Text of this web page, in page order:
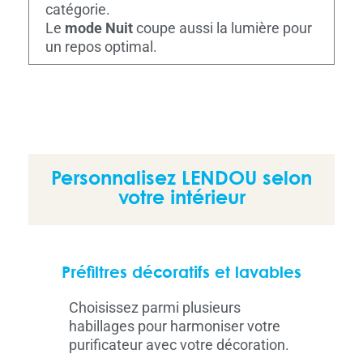
catégorie.
Le mode Nuitcoupe aussi la lumière pour
un repos optimal.
Personnalisez LENDOU selon
votre intérieur
Préfiltres décoratifs et lavables
Choisissez parmi plusieurs
habillages pour harmoniser votre
purificateur avec votre décoration.